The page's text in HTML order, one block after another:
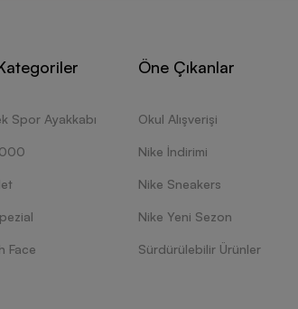
Spor Ayakkabı
Face
Öne Çıkanlar
Okul Alışverişi
Nike İndirimi
Nike Sneakers
Nike Yeni Sezon
Sürdürülebilir Ürünler